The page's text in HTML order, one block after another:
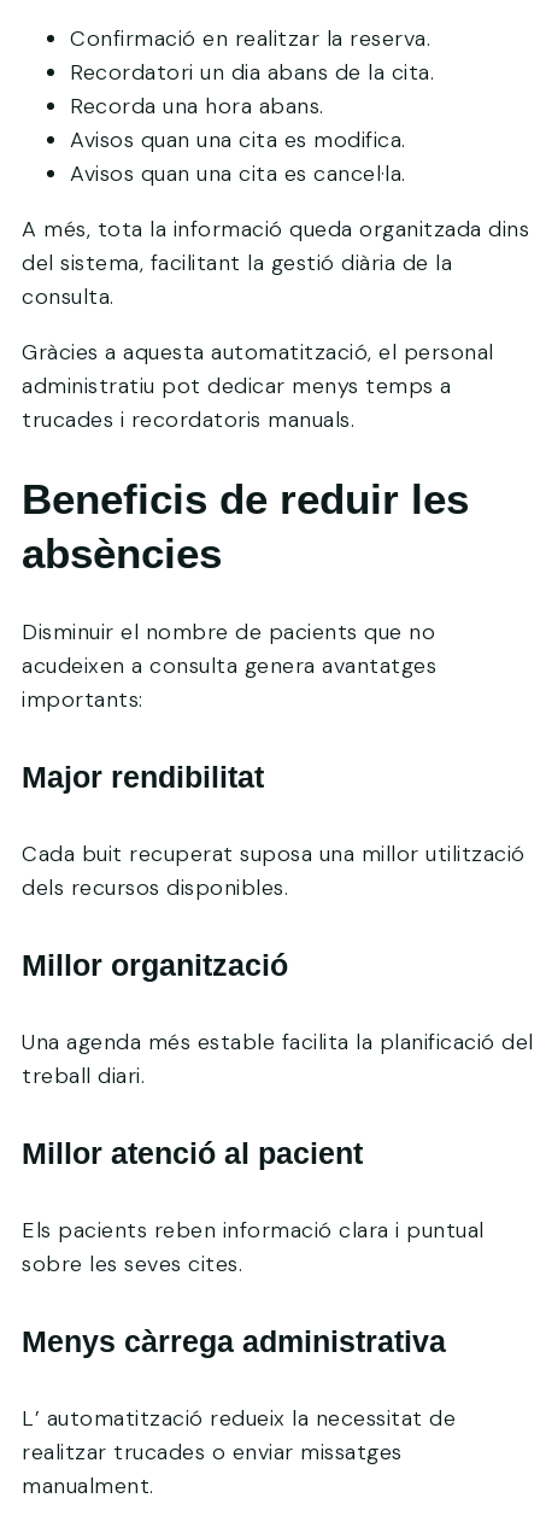
Confirmació en realitzar la reserva.
Recordatori un dia abans de la cita.
Recorda una hora abans.
Avisos quan una cita es modifica.
Avisos quan una cita es cancel·la.
A més, tota la informació queda organitzada dins
del sistema, facilitant la gestió diària de la
consulta.
Gràcies a aquesta automatització, el personal
administratiu pot dedicar menys temps a
trucades i recordatoris manuals.
Beneficis de reduir les
absències
Disminuir el nombre de pacients que no
acudeixen a consulta genera avantatges
importants:
Major rendibilitat
Cada buit recuperat suposa una millor utilització
dels recursos disponibles.
Millor organització
Una agenda més estable facilita la planificació del
treball diari.
Millor atenció al pacient
Els pacients reben informació clara i puntual
sobre les seves cites.
Menys càrrega administrativa
L’ automatització redueix la necessitat de
realitzar trucades o enviar missatges
manualment.